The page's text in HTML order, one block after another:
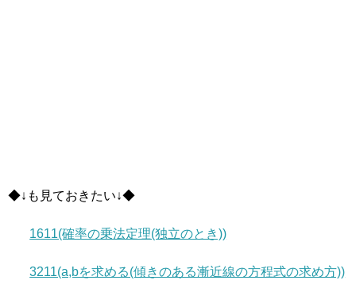
◆↓も見ておきたい↓◆
1611(確率の乗法定理(独立のとき))
3211(a,bを求める(傾きのある漸近線の方程式の求め方))